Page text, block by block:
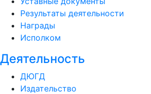
Результаты деятельности
Награды
Исполком
Деятельность
ДЮГД
Издательство